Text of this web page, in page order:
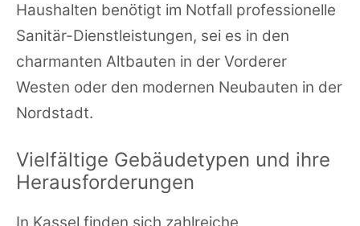
Haushalten benötigt im Notfall professionelle
Sanitär-Dienstleistungen, sei es in den
charmanten Altbauten in der Vorderer
Westen oder den modernen Neubauten in der
Nordstadt.
Vielfältige Gebäudetypen und ihre
Herausforderungen